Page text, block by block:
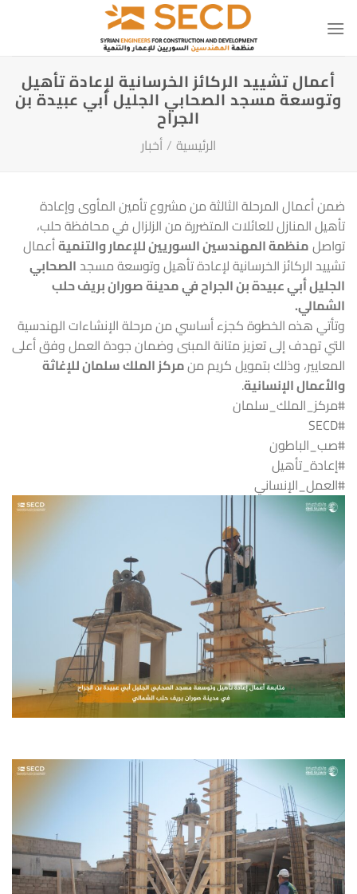
للمحتوى
أعمال تشييد الركائز الخرسانية لإعادة تأهيل
وتوسعة مسجد الصحابي الجليل أبي عبيدة بن
الجراح
الرئيسية / أخبار
ضمن أعمال المرحلة الثالثة من مشروع تأمين المأوى وإعادة
تأهيل المنازل للعائلات المتضررة من الزلزال في محافظة حلب،
تواصلمنظمة المهندسين السوريين للإعمار والتنميةأعمال
تشييد الركائز الخرسانية لإعادة تأهيل وتوسعة مسجدالصحابي
الجليل أبي عبيدة بن الجراح في مدينة صوران بريف حلب
الشمالي.
وتأتي هذه الخطوة كجزء أساسي من مرحلة الإنشاءات الهندسية
التي تهدف إلى تعزيز متانة المبنى وضمان جودة العمل وفق أعلى
المعايير، وذلك بتمويل كريم منمركز الملك سلمان للإغاثة
والأعمال الإنسانية.
#مركز_الملك_سلمان
#SECD
#صب_الباطون
#إعادة_تأهيل
#العمل_الإنساني